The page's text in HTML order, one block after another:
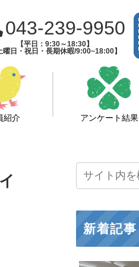
043-239-9950
【平日：9:30～18:30】
曜日・祝日・長期休暇/9:00~18:00】
紹介 アンケート結果
新着記事